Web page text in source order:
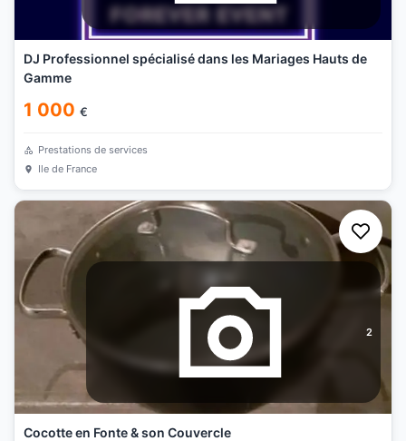
DJ Professionnel spécialisé dans les Mariages Hauts de
Gamme
1 000 €
Prestations de services
Ile de France
2
Cocotte en Fonte & son Couvercle